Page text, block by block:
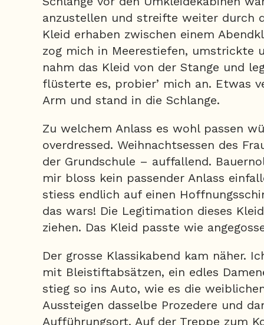
anzustellen und streifte weiter durch
Kleid erhaben zwischen einem
zog mich in Meerestiefen, umstrickte
nahm das Kleid von der Stange und
flüsterte es, probier’ mich an. Etwas
Arm und stand in die Schlange.
Zu welchem Anlass es wohl passen
overdressed. Weihnachtsessen des
der Grundschule – auffallend.
mir bloss kein passender Anlass
stiess endlich auf einen
das wars! Die Legitimation dieses
ziehen. Das Kleid passte wie
Der grosse Klassikabend kam näher.
mit Bleistiftabsätzen, ein edles
stieg so ins Auto, wie es die
Aussteigen dasselbe Prozedere und
Aufführungsort. Auf der Treppe zum